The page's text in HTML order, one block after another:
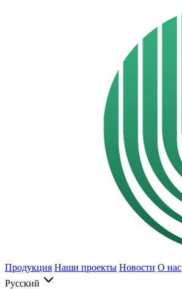
Продукция Наши проекты Новости О нас
Русский